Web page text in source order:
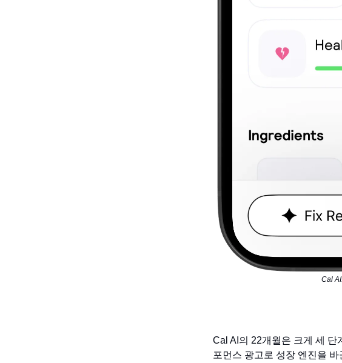
Cal
Cal AI의 22개월은 크게 세 단
포먼스 광고로 성장 엔진을